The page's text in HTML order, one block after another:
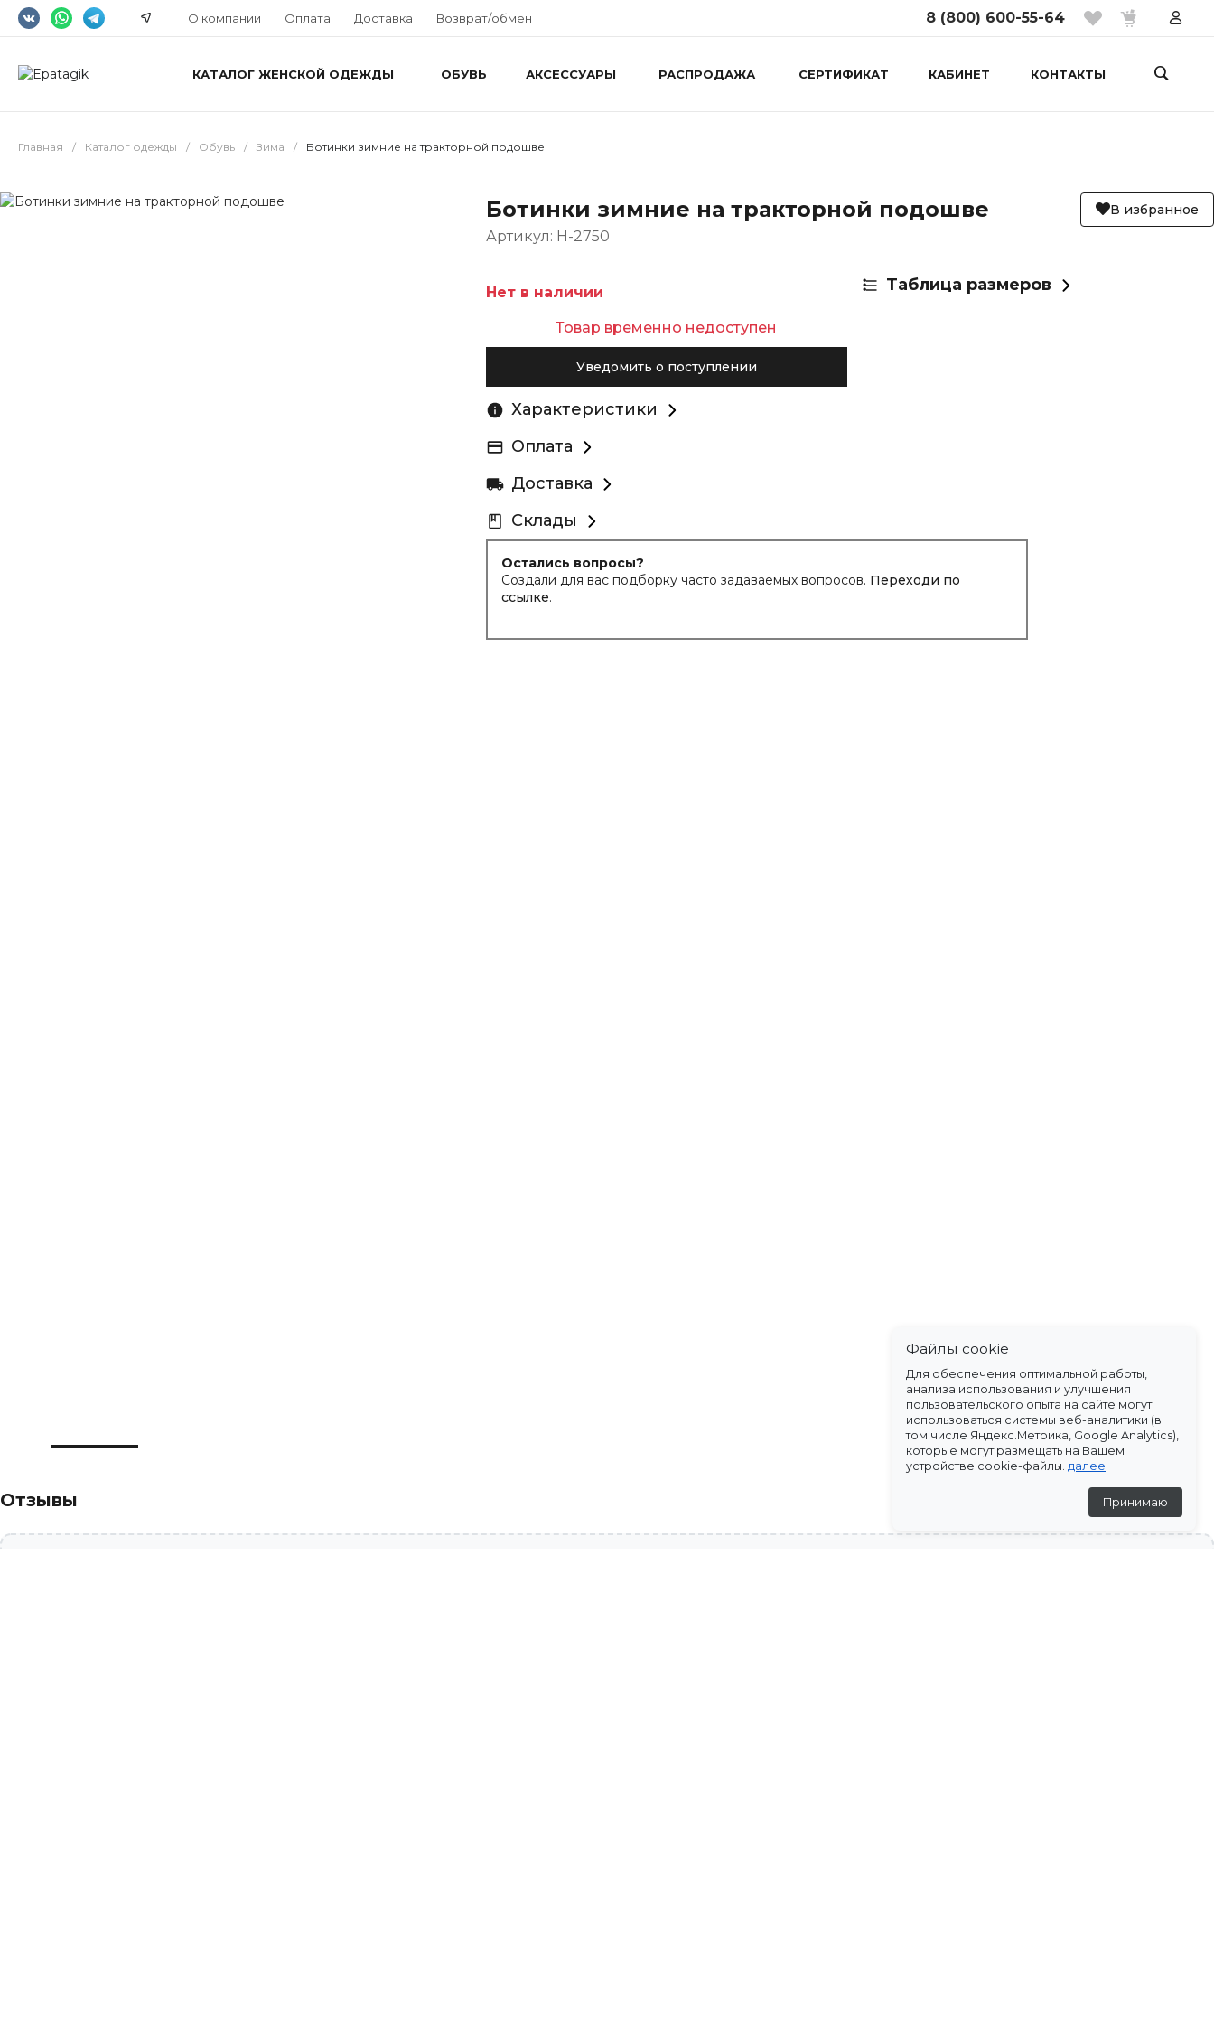
О компании Оплата Доставка Возврат/обмен 8 (800) 600-55-64
КАТАЛОГ ЖЕНСКОЙ ОДЕЖДЫ ОБУВЬ АКСЕССУАРЫ РАСПРОДАЖА СЕРТИФИКАТ КАБИНЕТ КОНТАКТЫ
Главная / Каталог одежды / Обувь / Зима / Ботинки зимние на тракторной подошве
Ботинки зимние на тракторной подошве В избранное
Артикул: H-2750
Нет в наличии
Товар временно недоступен
Уведомить о поступлении
Таблица размеров
Характеристики
Оплата
Доставка
Склады
Остались вопросы?
Создали для вас подборку часто задаваемых вопросов. Переходи по
ссылке.
Отзывы
Файлы cookie
Для обеспечения оптимальной работы,
анализа использования и улучшения
пользовательского опыта на сайте могут
использоваться системы веб-аналитики (в
том числе Яндекс.Метрика, Google Analytics),
которые могут размещать на Вашем
устройстве cookie-файлы. далее
Принимаю